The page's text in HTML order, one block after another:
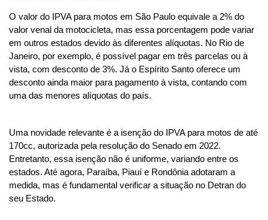
O valor do IPVA para motos em São Paulo equivale a 2% do
valor venal da motocicleta, mas essa porcentagem pode variar
em outros estados devido às diferentes alíquotas. No Rio de
Janeiro, por exemplo, é possível pagar em três parcelas ou à
vista, com desconto de 3%. Já o Espírito Santo oferece um
desconto ainda maior para pagamento à vista, contando com
uma das menores alíquotas do país.
Uma novidade relevante é a isenção do IPVA para motos de até
170cc, autorizada pela resolução do Senado em 2022.
Entretanto, essa isenção não é uniforme, variando entre os
estados. Até agora, Paraíba, Piauí e Rondônia adotaram a
medida, mas é fundamental verificar a situação no Detran do
seu Estado.